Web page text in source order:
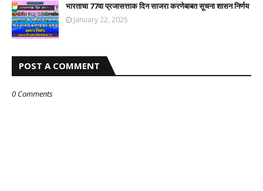
भारताचा 77वा प्रजासत्ताक दिन साजरा करणेबाबत सूचना शासन निर्णय
January 22, 2025
POST A COMMENT
0 Comments